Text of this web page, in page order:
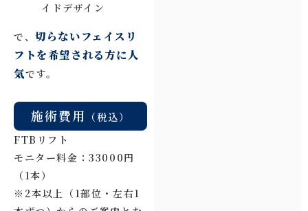
イドデザイン
で、切らないフェイスリ
フトを希望される方に人
気です。
施術費用 （税込）
FTBリフト
モニター料金：33000円
（1本）
※2本以上（1部位・左右1